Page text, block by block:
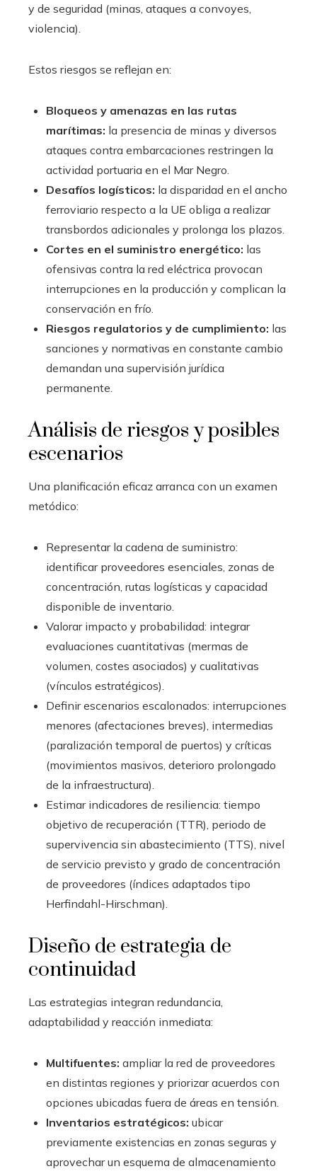
y de seguridad (minas, ataques a convoyes,
violencia).
Estos riesgos se reflejan en:
Bloqueos y amenazas en las rutas
marítimas: la presencia de minas y diversos
ataques contra embarcaciones restringen la
actividad portuaria en el Mar Negro.
Desafíos logísticos: la disparidad en el ancho
ferroviario respecto a la UE obliga a realizar
transbordos adicionales y prolonga los plazos.
Cortes en el suministro energético: las
ofensivas contra la red eléctrica provocan
interrupciones en la producción y complican la
conservación en frío.
Riesgos regulatorios y de cumplimiento: las
sanciones y normativas en constante cambio
demandan una supervisión jurídica
permanente.
Análisis de riesgos y posibles
escenarios
Una planificación eficaz arranca con un examen
metódico:
Representar la cadena de suministro:
identificar proveedores esenciales, zonas de
concentración, rutas logísticas y capacidad
disponible de inventario.
Valorar impacto y probabilidad: integrar
evaluaciones cuantitativas (mermas de
volumen, costes asociados) y cualitativas
(vínculos estratégicos).
Definir escenarios escalonados: interrupciones
menores (afectaciones breves), intermedias
(paralización temporal de puertos) y críticas
(movimientos masivos, deterioro prolongado
de la infraestructura).
Estimar indicadores de resiliencia: tiempo
objetivo de recuperación (TTR), periodo de
supervivencia sin abastecimiento (TTS), nivel
de servicio previsto y grado de concentración
de proveedores (índices adaptados tipo
Herfindahl-Hirschman).
Diseño de estrategia de
continuidad
Las estrategias integran redundancia,
adaptabilidad y reacción inmediata:
Multifuentes: ampliar la red de proveedores
en distintas regiones y priorizar acuerdos con
opciones ubicadas fuera de áreas en tensión.
Inventarios estratégicos: ubicar
previamente existencias en zonas seguras y
aprovechar un esquema de almacenamiento